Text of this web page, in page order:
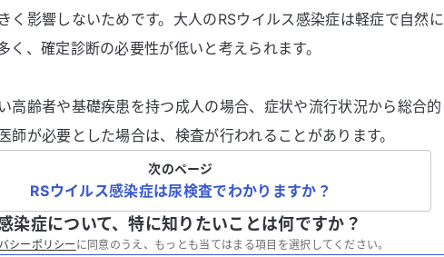
く影響しないためです。大人のRSウイルス感染症は軽症で自然に
く、確定診断の必要性が低いと考えられます。
高齢者や基礎疾患を持つ成人の場合、症状や流行状況から総合的
師が必要とした場合は、検査が行われることがあります。
次のページ
RSウイルス感染症は尿検査でわかりますか？
染症について、特に知りたいことは何ですか？
シーポリシー に同意のうえ、もっとも当てはまる項目を選択してください。